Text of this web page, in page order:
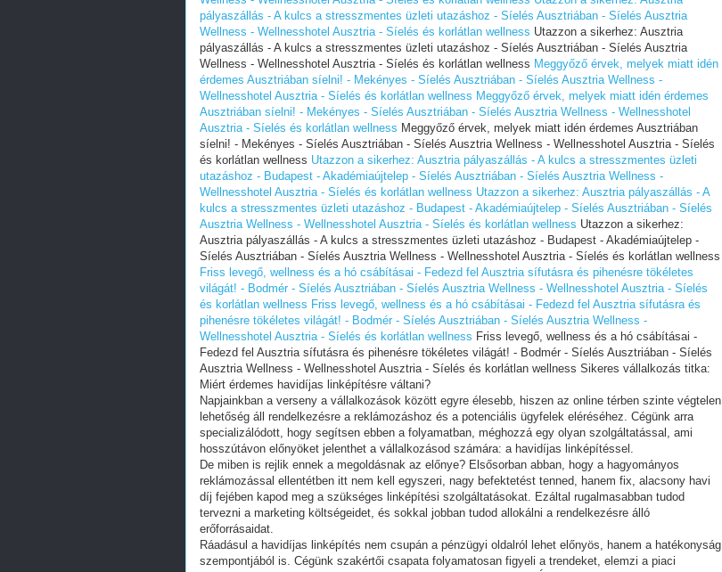
pályaszállás - A kulcs a stresszmentes üzleti utazáshoz - Síelés Ausztriában - Síelés Ausztria
Wellness - Wellnesshotel Ausztria - Síelés és korlátlan wellness Utazzon a sikerhez: Ausztria
pályaszállás - A kulcs a stresszmentes üzleti utazáshoz - Síelés Ausztriában - Síelés Ausztria
Wellness - Wellnesshotel Ausztria - Síelés és korlátlan wellness Meggyőző érvek, melyek miatt idén
érdemes Ausztriában síelni! - Mekényes - Síelés Ausztriában - Síelés Ausztria Wellness -
Wellnesshotel Ausztria - Síelés és korlátlan wellness Meggyőző érvek, melyek miatt idén érdemes
Ausztriában síelni! - Mekényes - Síelés Ausztriában - Síelés Ausztria Wellness - Wellnesshotel
Ausztria - Síelés és korlátlan wellness Meggyőző érvek, melyek miatt idén érdemes Ausztriában
síelni! - Mekényes - Síelés Ausztriában - Síelés Ausztria Wellness - Wellnesshotel Ausztria - Síelés
és korlátlan wellness Utazzon a sikerhez: Ausztria pályaszállás - A kulcs a stresszmentes üzleti
utazáshoz - Budapest - Akadémiaújtelep - Síelés Ausztriában - Síelés Ausztria Wellness -
Wellnesshotel Ausztria - Síelés és korlátlan wellness Utazzon a sikerhez: Ausztria pályaszállás - A
kulcs a stresszmentes üzleti utazáshoz - Budapest - Akadémiaújtelep - Síelés Ausztriában - Síelés
Ausztria Wellness - Wellnesshotel Ausztria - Síelés és korlátlan wellness Utazzon a sikerhez:
Ausztria pályaszállás - A kulcs a stresszmentes üzleti utazáshoz - Budapest - Akadémiaújtelep -
Síelés Ausztriában - Síelés Ausztria Wellness - Wellnesshotel Ausztria - Síelés és korlátlan wellness
Friss levegő, wellness és a hó csábításai - Fedezd fel Ausztria sífutásra és pihenésre tökéletes
világát! - Bodmér - Síelés Ausztriában - Síelés Ausztria Wellness - Wellnesshotel Ausztria - Síelés
és korlátlan wellness Friss levegő, wellness és a hó csábításai - Fedezd fel Ausztria sífutásra és
pihenésre tökéletes világát! - Bodmér - Síelés Ausztriában - Síelés Ausztria Wellness -
Wellnesshotel Ausztria - Síelés és korlátlan wellness Friss levegő, wellness és a hó csábításai -
Fedezd fel Ausztria sífutásra és pihenésre tökéletes világát! - Bodmér - Síelés Ausztriában - Síelés
Ausztria Wellness - Wellnesshotel Ausztria - Síelés és korlátlan wellness Sikeres vállalkozás titka:
Miért érdemes havidíjas linképítésre váltani?
Napjainkban a verseny a vállalkozások között egyre élesebb, hiszen az online térben szinte végtelen
lehetőség áll rendelkezésre a reklámozáshoz és a potenciális ügyfelek eléréséhez. Cégünk arra
specializálódott, hogy segítsen ebben a folyamatban, méghozzá egy olyan szolgáltatással, ami
hosszútávon előnyöket jelenthet a vállalkozásod számára: a havidíjas linképítéssel.
De miben is rejlik ennek a megoldásnak az előnye? Elsősorban abban, hogy a hagyományos
reklámozással ellentétben itt nem kell egyszeri, nagy befektetést tenned, hanem fix, alacsony havi
díj fejében kapod meg a szükséges linképítési szolgáltatásokat. Ezáltal rugalmasabban tudod
tervezni a marketing költségeidet, és sokkal jobban tudod allokálni a rendelkezésre álló
erőforrásaidat.
Ráadásul a havidíjas linképítés nem csupán a pénzügyi oldalról lehet előnyös, hanem a hatékonyság
szempontjából is. Cégünk szakértői csapata folyamatosan figyeli a trendeket, elemzi a piaci